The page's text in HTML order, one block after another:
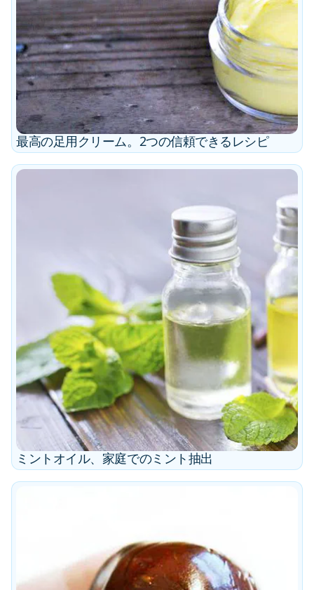
最高の足用クリーム。2つの信頼できるレシピ
ミントオイル、家庭でのミント抽出